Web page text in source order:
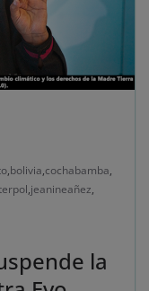
,bolivia,cochabamba,
,jeanineañez,
la